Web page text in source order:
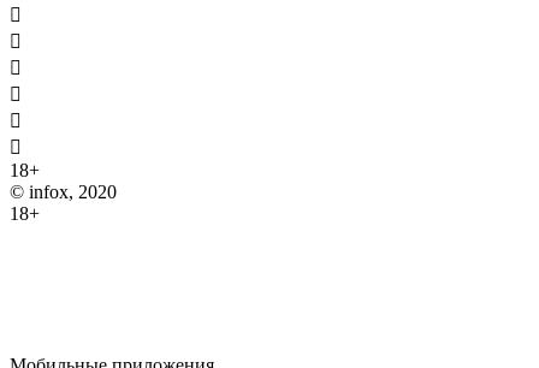






18+
© infox, 2020
18+